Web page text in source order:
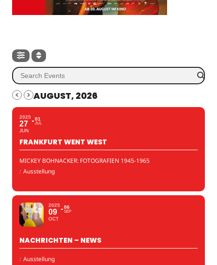
AUGUST, 2026
2025
27
JUN
01
JUL
FRANKFURT WENT WEST
MICKEY BOHNACKER: FOTOGRAFIEN 1945-1965
: Ausstellung
2025
09
OCT
06
SEP
NACHRICHTEN – NEWS
: Ausstellung